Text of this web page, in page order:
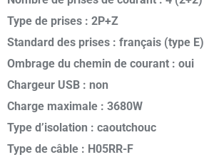
Type de prises : 2P+Z
Standard des prises : français (type E)
Ombrage du chemin de courant : oui
Chargeur USB : non
Charge maximale : 3680W
Type d’isolation : caoutchouc
Type de câble : H05RR-F